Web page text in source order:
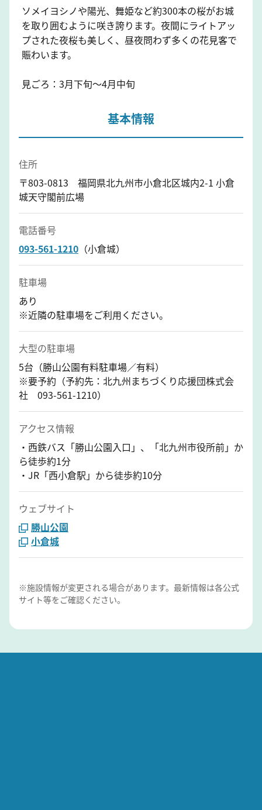
ソメイヨシノや陽光、舞姫など約300本の桜がお城
を取り囲むように咲き誇ります。夜間にライトアッ
プされた夜桜も美しく、昼夜問わず多くの花見客で
賑わいます。
見ごろ：3月下旬～4月中旬
基本情報
住所
〒803-0813 福岡県北九州市小倉北区城内2-1 小倉
城天守閣前広場
電話番号
093-561-1210 （小倉城）
駐車場
あり
※近隣の駐車場をご利用ください。
大型の駐車場
5台（勝山公園有料駐車場／有料）
※要予約（予約先：北九州まちづくり応援団株式会
社 093-561-1210）
アクセス情報
・西鉄バス「勝山公園入口」、「北九州市役所前」か
ら徒歩約1分
・JR「西小倉駅」から徒歩約10分
ウェブサイト
勝山公園
小倉城
※施設情報が変更される場合があります。最新情報は各公式
サイト等をご確認ください。